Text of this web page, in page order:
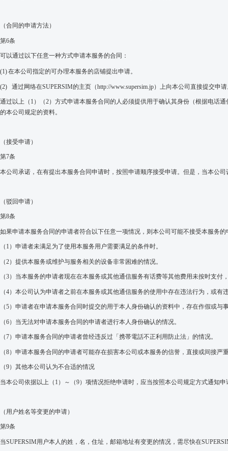
（合同的申请方法）
第6条
可以通过以下任意一种方式申请本服务的合同：
(1)在本公司指定的可办理本服务的店铺提出申请。
(2) 通过网络在SUPERSIM的主页 （http://www.supersim.jp） 上向本公司直接提交申
通过以上（ 1 ）（2）方式申请本服务合同的人必须提供用于确认其身份 （根据电话
的本公司规定的资料。
（接受申请）
第7条
本公司承诺，在有提出本服务合同申请时，按照申请顺序接受申请。但是，当本公
（驳回申请）
第8条
如果申请本服务合同的申请者符合以下任意一项情况，则本公司可能不接受本服务的
（ 1 ） 申请者未满足为了使用本服务用户需要满足的条件时。
（2） 提供本服务或维护与服务相关的设备非常困难的情况。
（3） 当本服务的申请者现在在本服务或其他通信服务有话费等其他费用未按时支付
（4）本公司认为申请者之前在本服务或其他通信服务的使用中存在违法行为 ，或有
（5）申请者在申请本服务合同时提交的用于本人身份确认的资料中，存在作假或与
（6）当无法对申请本服务合同的申请者进行本人身份确认的情况。
（7）申请本服务合同的申请者曾经违反过「携帯電話不正利用防止法」的情况。
（8）申请本服务合同的申请者可能存在损害本公司或本服务的信誉，直接或间接严
（9） 其他本公司 认为不合适的情况
当本公司依据以上（ 1 ）～（9）项情况拒绝申请时，应当按照本公司规定方式通知申
（用 户姓名等变更的申请）
第9条
当SUPERSIM用 户本人的姓，名，住址，邮箱地址有变更的情况， 需尽快在